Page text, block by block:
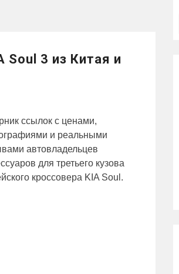
Soul 3 из Китая и
ссылок с ценами,
и реальными
автовладельцев
для третьего кузова
кроссовера KIA Soul.